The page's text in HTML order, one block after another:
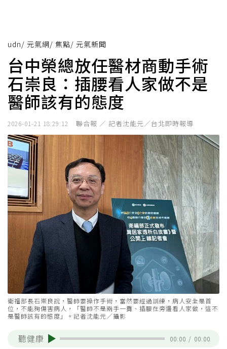
udn/ 元氣網/ 焦點/ 元氣新聞
台中榮總放任醫材商動手術
石崇良：插腰看人家做不是
醫師該有的態度
2026-01-21 18:29:12 聯合報 ／ 記者沈能元／台北即時報導
衛福部長石崇良說，醫師要操作手術，當然要經過訓練，病人安全是首
位，不能夠傷害病人，「醫師不是兩手一攤、插腰在旁邊看人家做，這不
是醫師該有的態度」。記者沈能元／攝影
聽健康 00:00 / 00:00